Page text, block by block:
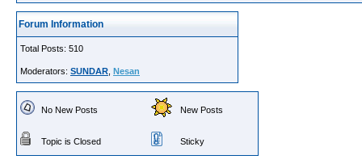
Forum Information
Total Posts: 510
Moderators: SUNDAR Nesan
No New Posts New Posts
Topic is Closed Sticky